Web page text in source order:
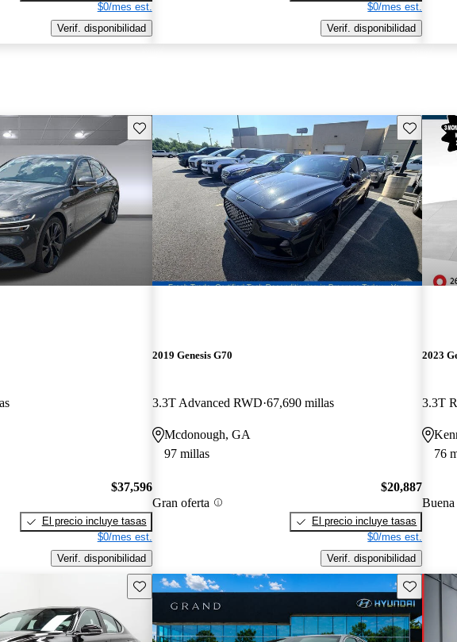
$0/mes est.
Verif. disponibilidad
$0/mes est.
Verif. disponibilidad
Guarda este Aviso
$37,596
El precio incluye tasas
$0/mes est.
Verif. disponibilidad
Guarda
2019 Genesis G70
3.3T Advanced RWD 67,690 millas
Mcdonough, GA
97 millas
Gran oferta
$20,887
El precio incluye tasas
$0/mes est.
Verif. disponibilidad
2023
3.3T
76
Buena
Guarda este Aviso Guarda